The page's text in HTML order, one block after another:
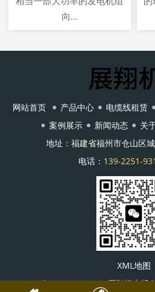
向...
网站首页 产品中心 电缆线租赁
案例展示
新闻动态 关
地址：福建省福州市仓山区
电话： 139-2251-
XML地图
Copyright © 1996-2021 展翔机电设